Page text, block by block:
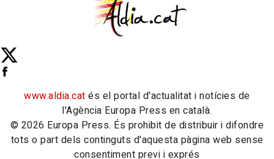
www.aldia.cat és el portal d'actualitat i notícies de
l'Agència Europa Press en català.
© 2026 Europa Press. És prohibit de distribuir i difondre
tots o part dels continguts d'aquesta pàgina web sense
consentiment previ i exprés